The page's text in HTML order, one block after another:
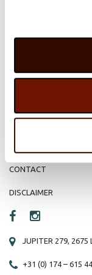
HOME
PRODUCTEN
CONTACT
DISCLAIMER
JUPITER 279, 2675
+31 (0) 174 – 615